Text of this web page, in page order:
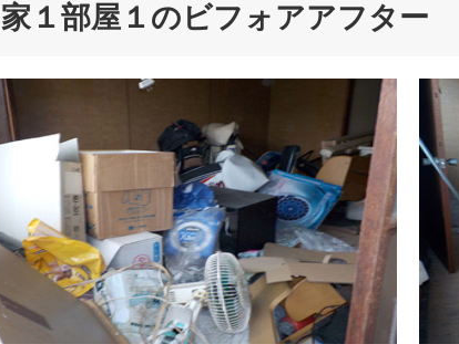
家１部屋１のビフォアアフター